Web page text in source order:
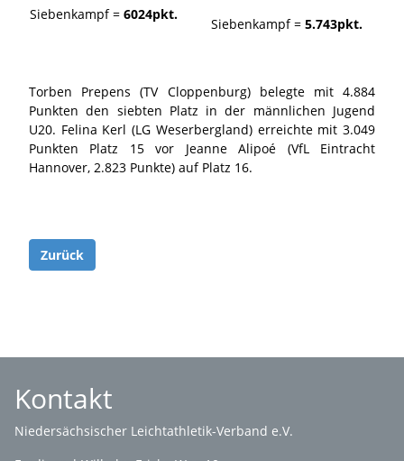
Siebenkampf = 6024pkt.
Siebenkampf = 5.743pkt.
Torben Prepens (TV Cloppenburg) belegte mit 4.884
Punkten den siebten Platz in der männlichen Jugend
U20. Felina Kerl (LG Weserbergland) erreichte mit 3.049
Punkten Platz 15 vor Jeanne Alipoé (VfL Eintracht
Hannover, 2.823 Punkte) auf Platz 16.
Zurück
Kontakt
Niedersächsischer Leichtathletik-Verband e.V.